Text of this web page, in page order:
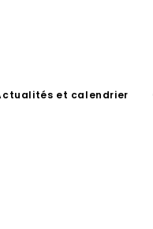
et calendrier